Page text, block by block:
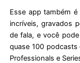
Esse app também é
incríveis, gravados
de fala, e você
quase 100 podcasts
Professionals e